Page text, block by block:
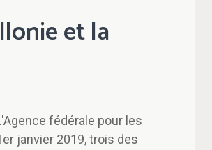
et la
fédérale pour les
janvier 2019, trois des